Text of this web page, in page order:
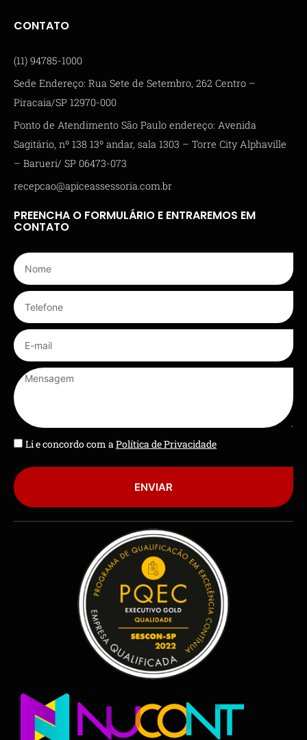
CONTATO
(11) 94785-1000
Sede Endereço: Rua Sete de Setembro, 262 Centro –
Piracaia/SP 12970-000
Ponto de Atendimento São Paulo endereço: Avenida
Sagitário, nº 138 13º andar, sala 1303 – Torre City Alphaville
– Barueri/ SP 06473-073
recepcao@apiceassessoria.com.br
PREENCHA O FORMULÁRIO E ENTRAREMOS EM
CONTATO
Li e concordo com aPolítica de Privacidade
ENVIAR